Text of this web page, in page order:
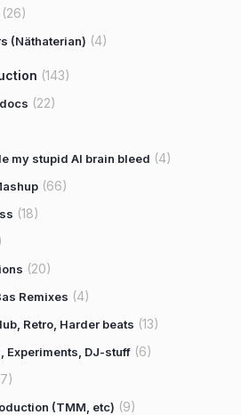
(26)
(Näthaterian) (4)
(143)
(22)
my stupid AI brain bleed (4)
(66)
(18)
(20)
Remixes (4)
Retro, Harder beats (13)
Experiments, DJ-stuff (6)
(TMM, etc) (9)